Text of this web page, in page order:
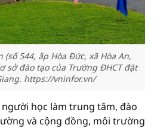
(số 544, ấp Hòa Đức, xã Hòa An,
sở đào tạo của Trường ĐHCT đặt
https://vninfor.vn/
học làm trung tâm, đào
và cộng đồng, môi trường